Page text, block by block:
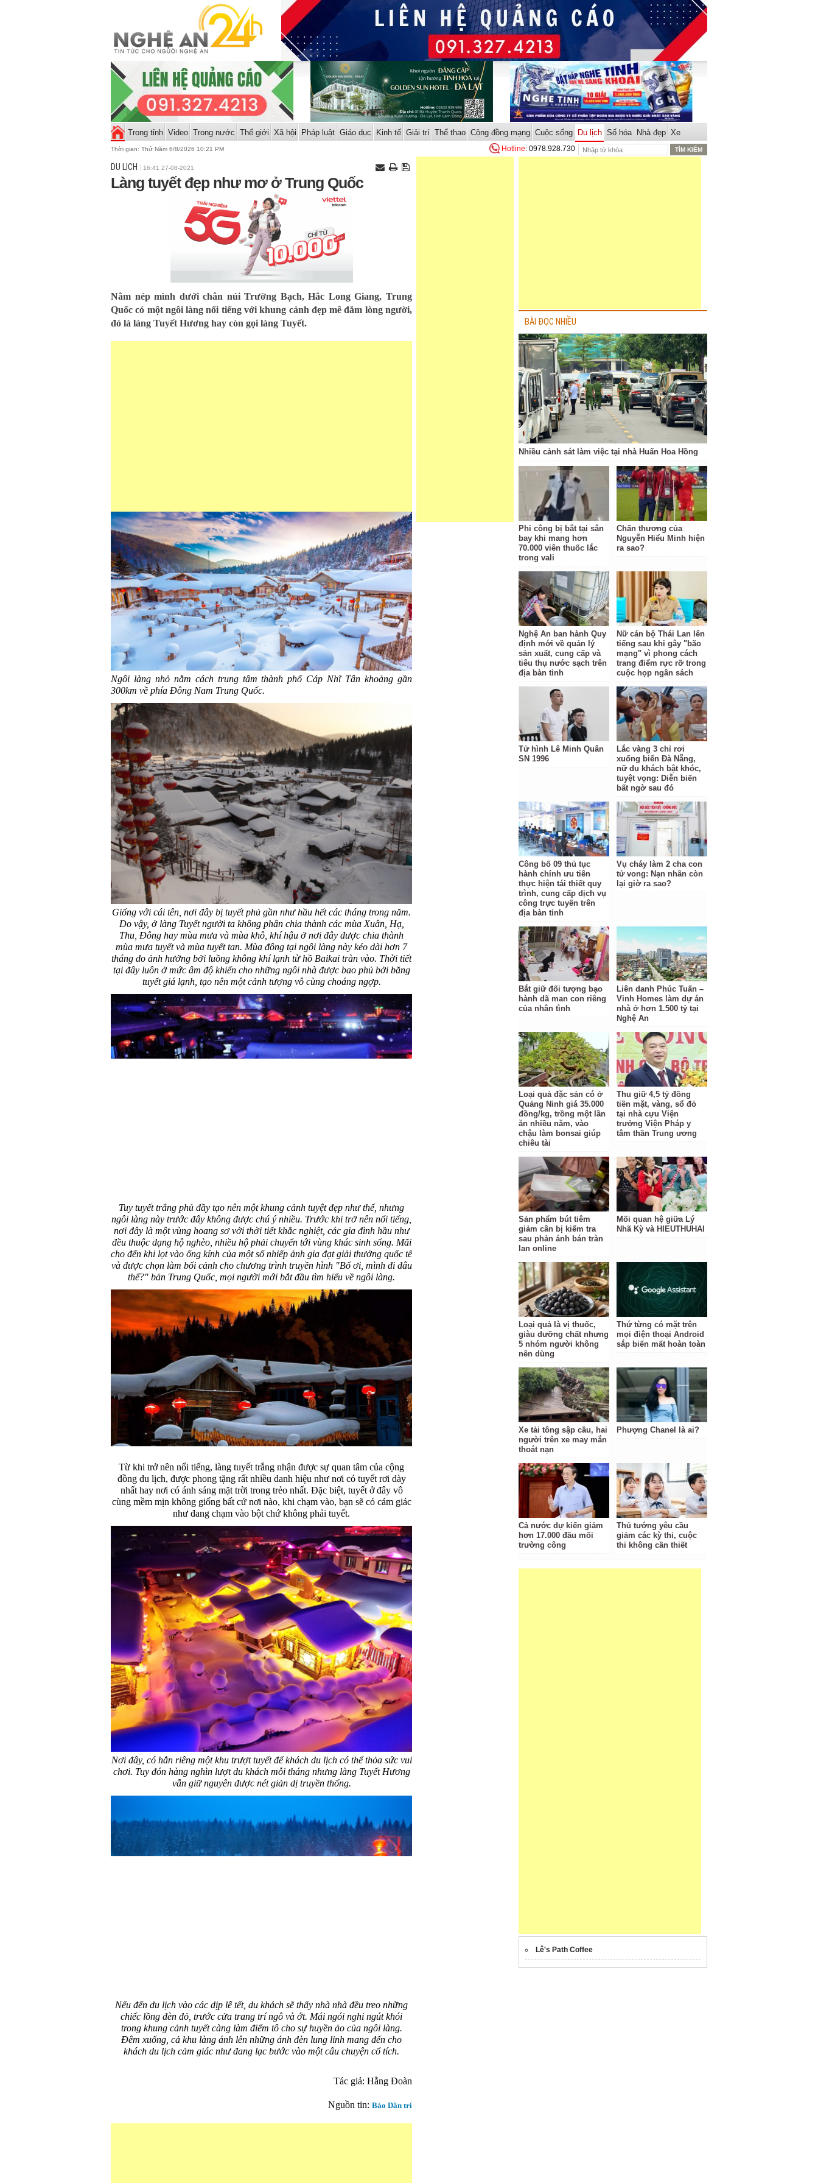
Trong tỉnh Video Trong nước Thế giới Xã hội Pháp luật Giáo dục Kinh tế Giải trí Thể thao Cộng đồng mạng Cuộc sống Du lịch Số hóa Nhà đẹp Xe
Thời gian: Thứ Năm 6/8/2026 10:22 PM Hotline: 0978.928.730
DU LỊCH 16:41 27-08-2021
Làng tuyết đẹp như mơ ở Trung Quốc
Nằm nép mình dưới chân núi Trường Bạch, Hắc Long Giang, Trung
Quốc có một ngôi làng nổi tiếng với khung cảnh đẹp mê đắm lòng người,
đó là làng Tuyết Hương hay còn gọi làng Tuyết.
Ngôi làng nhỏ nằm cách trung tâm thành phố Cáp Nhĩ Tân khoảng gần
300km về phía Đông Nam Trung Quốc.
Giống với cái tên, nơi đây bị tuyết phủ gần như hầu hết các tháng trong năm.
Do vậy, ở làng Tuyết người ta không phân chia thành các mùa Xuân, Hạ,
Thu, Đông hay mùa mưa và mùa khô, khí hậu ở nơi đây được chia thành
mùa mưa tuyết và mùa tuyết tan. Mùa đông tại ngôi làng này kéo dài hơn 7
tháng do ảnh hưởng bởi luồng không khí lạnh từ hồ Baikai tràn vào. Thời tiết
tại đây luôn ở mức âm độ khiến cho những ngôi nhà được bao phủ bởi băng
tuyết giá lạnh, tạo nên một cảnh tượng vô cùng choáng ngợp.
Tuy tuyết trắng phủ đầy tạo nên một khung cảnh tuyệt đẹp như thế, nhưng
ngôi làng này trước đây không được chú ý nhiều. Trước khi trở nên nổi tiếng,
nơi đây là một vùng hoang sơ với thời tiết khắc nghiệt, các gia đình hầu như
đều thuộc dạng hộ nghèo, nhiều hộ phải chuyển tới vùng khác sinh sống. Mãi
cho đến khi lọt vào ống kính của một số nhiếp ảnh gia đạt giải thưởng quốc tế
và được chọn làm bối cảnh cho chương trình truyền hình "Bố ơi, mình đi đâu
thế?" bản Trung Quốc, mọi người mới bắt đầu tìm hiểu về ngôi làng.
Từ khi trở nên nổi tiếng, làng tuyết trắng nhận được sự quan tâm của cộng
đồng du lịch, được phong tặng rất nhiều danh hiệu như nơi có tuyết rơi dày
nhất hay nơi có ánh sáng mặt trời trong trẻo nhất. Đặc biệt, tuyết ở đây vô
cùng mềm mịn không giống bất cứ nơi nào, khi chạm vào, bạn sẽ có cảm giác
như đang chạm vào bột chứ không phải tuyết.
Nơi đây, có hẳn riêng một khu trượt tuyết để khách du lịch có thể thỏa sức vui
chơi. Tuy đón hàng nghìn lượt du khách mỗi tháng nhưng làng Tuyết Hương
vẫn giữ nguyên được nét giản dị truyền thống.
Nếu đến du lịch vào các dịp lễ tết, du khách sẽ thấy nhà nhà đều treo những
chiếc lồng đèn đỏ, trước cửa trang trí ngô và ớt. Mái ngói nghi ngút khói
trong khung cảnh tuyết càng làm điểm tô cho sự huyền ảo của ngôi làng.
Đêm xuống, cả khu làng ánh lên những ánh đèn lung linh mang đến cho
khách du lịch cảm giác như đang lạc bước vào một câu chuyện cổ tích.
Tác giả: Hằng Đoàn
Nguồn tin: Báo Dân trí
BÀI ĐỌC NHIỀU
Nhiều cảnh sát làm việc tại nhà Huấn Hoa Hồng
Phi công bị bắt tại sân
bay khi mang hơn
70.000 viên thuốc lắc
trong vali
Chấn thương của
Nguyễn Hiểu Minh hiện
ra sao?
Nghệ An ban hành Quy
định mới về quản lý
sản xuất, cung cấp và
tiêu thụ nước sạch trên
địa bàn tỉnh
Nữ cán bộ Thái Lan lên
tiếng sau khi gây "bão
mạng" vì phong cách
trang điểm rực rỡ trong
cuộc họp ngân sách
Tử hình Lê Minh Quân
SN 1996
Lắc vàng 3 chỉ rơi
xuống biển Đà Nẵng,
nữ du khách bật khóc,
tuyệt vọng: Diễn biến
bất ngờ sau đó
Công bố 09 thủ tục
hành chính ưu tiên
thực hiện tái thiết quy
trình, cung cấp dịch vụ
công trực tuyến trên
địa bàn tỉnh
Vụ cháy làm 2 cha con
tử vong: Nạn nhân còn
lại giờ ra sao?
Bắt giữ đối tượng bạo
hành dã man con riêng
của nhân tình
Liên danh Phúc Tuấn –
Vinh Homes làm dự án
nhà ở hơn 1.500 tỷ tại
Nghệ An
Loại quả đặc sản có ở
Quảng Ninh giá 35.000
đồng/kg, trồng một lần
ăn nhiều năm, vào
chậu làm bonsai giúp
chiêu tài
Thu giữ 4,5 tỷ đồng
tiền mặt, vàng, sổ đỏ
tại nhà cựu Viện
trưởng Viện Pháp y
tâm thần Trung ương
Sản phẩm bút tiêm
giảm cân bị kiểm tra
sau phản ánh bán tràn
lan online
Mối quan hệ giữa Lý
Nhã Kỳ và HIEUTHUHAI
Loại quả là vị thuốc,
giàu dưỡng chất nhưng
5 nhóm người không
nên dùng
Thứ từng có mặt trên
mọi điện thoại Android
sắp biến mất hoàn toàn
Xe tải tông sập cầu, hai
người trên xe may mắn
thoát nạn
Phượng Chanel là ai?
Cả nước dự kiến giảm
hơn 17.000 đầu mối
trường công
Thủ tướng yêu cầu
giảm các kỳ thi, cuộc
thi không cần thiết
Lê's Path Coffee